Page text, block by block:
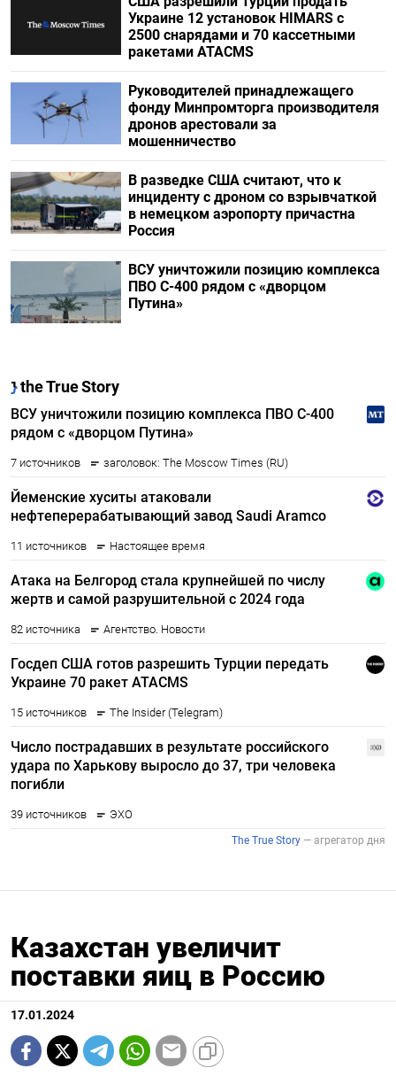
Украине 12 установок HIMARS с
2500 снарядами и 70 кассетными
ракетами ATACMS
Руководителей принадлежащего
фонду Минпромторга производителя
дронов арестовали за
мошенничество
В разведке США считают, что к
инциденту с дроном со взрывчаткой
в немецком аэропорту причастна
Россия
ВСУ уничтожили позицию комплекса
ПВО С-400 рядом с «дворцом
Путина»
Казахстан увеличит
поставки яиц в Россию
17.01.2024